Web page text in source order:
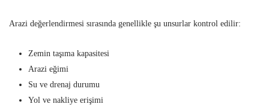
Arazi değerlendirmesi sırasında genellikle şu unsurlar kontrol edilir:
Zemin taşıma kapasitesi
Arazi eğimi
Su ve drenaj durumu
Yol ve nakliye erişimi